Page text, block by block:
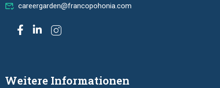
careergarden@francopohonia.com
Weitere Informationen